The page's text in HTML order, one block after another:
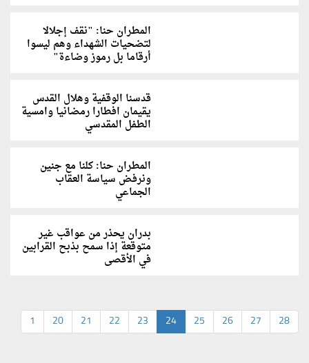
المطران حنا: "نقف إجلالا
لتضحيات الشهداء وهم ليسوا
أرقاما بل رموز وضاءة"
قدسنا الوقفية وهلال القدس
يقيمان افطارا رمضانيا وامسية
الطفل المقدسي
المطران حنا: كلنا مع جنين
ونرفض سياسة العقاب
الجماعي
بدران يحذر من عواقب غير
متوقعة إذا سمح بذبح القرابين
في الأقصى
1 20 21 22 23 24 25 26 27 28